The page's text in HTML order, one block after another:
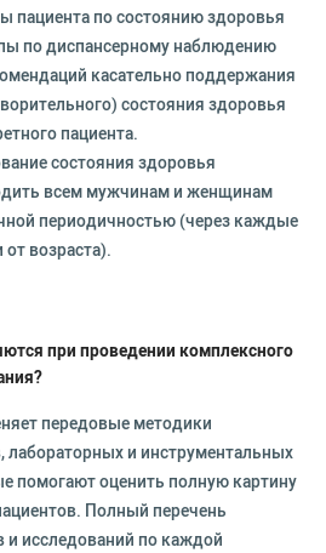
пациента по состоянию здоровья
по диспансерному наблюдению
касательно поддержания
состояния здоровья
пациента.
состояния здоровья
всем мужчинам и женщинам
периодичностью (через каждые
от возраста).
при проведении комплексного
передовые методики
лабораторных и инструментальных
помогают оценить полную картину
Полный перечень
исследований по каждой